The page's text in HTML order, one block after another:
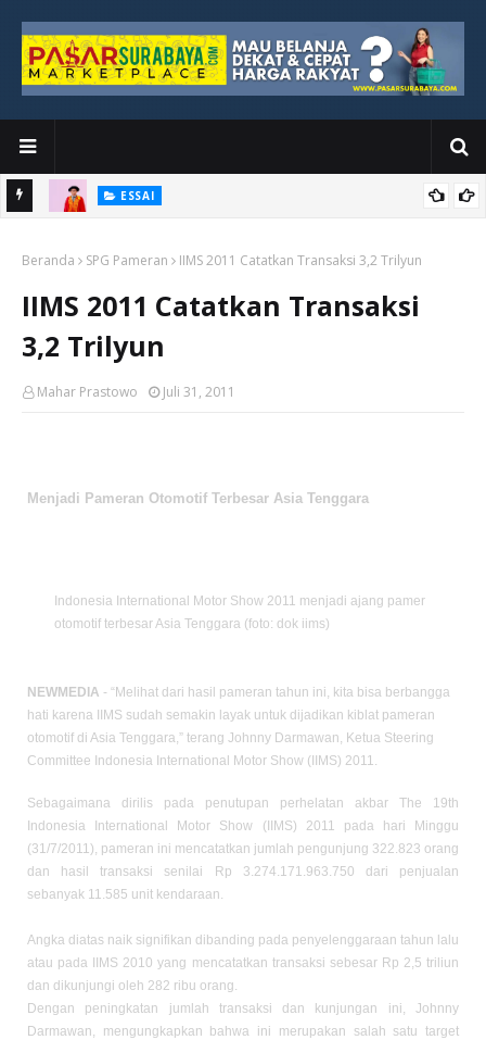
ESSAI
Tidak Berhenti di Panggung Wisuda
Beranda SPG Pameran IIMS 2011 Catatkan Transaksi 3,2 Trilyun
IIMS 2011 Catatkan Transaksi
3,2 Trilyun
Mahar Prastowo Juli 31, 2011
Menjadi Pameran Otomotif Terbesar Asia Tenggara
Indonesia International Motor Show 2011 menjadi ajang pamer
otomotif terbesar Asia Tenggara (foto: dok iims)
NEWMEDIA - “Melihat dari hasil pameran tahun ini, kita bisa berbangga
hati karena IIMS sudah semakin layak untuk dijadikan kiblat pameran
otomotif di Asia Tenggara,” terang Johnny Darmawan, Ketua Steering
Committee Indonesia International Motor Show (IIMS) 2011.
Sebagaimana dirilis pada penutupan perhelatan akbar The 19th
Indonesia International Motor Show (IIMS) 2011 pada hari Minggu
(31/7/2011), pameran ini mencatatkan jumlah pengunjung 322.823 orang
dan hasil transaksi senilai Rp 3.274.171.963.750 dari penjualan
sebanyak 11.585 unit kendaraan.
Angka diatas naik signifikan dibanding pada penyelenggaraan tahun lalu
atau pada IIMS 2010 yang mencatatkan transaksi sebesar Rp 2,5 triliun
dan dikunjungi oleh 282 ribu orang.
Dengan peningkatan jumlah transaksi dan kunjungan ini, Johnny
Darmawan, mengungkapkan bahwa ini merupakan salah satu target